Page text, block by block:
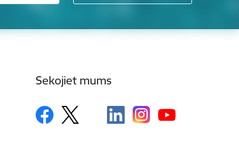
Sekojiet mums